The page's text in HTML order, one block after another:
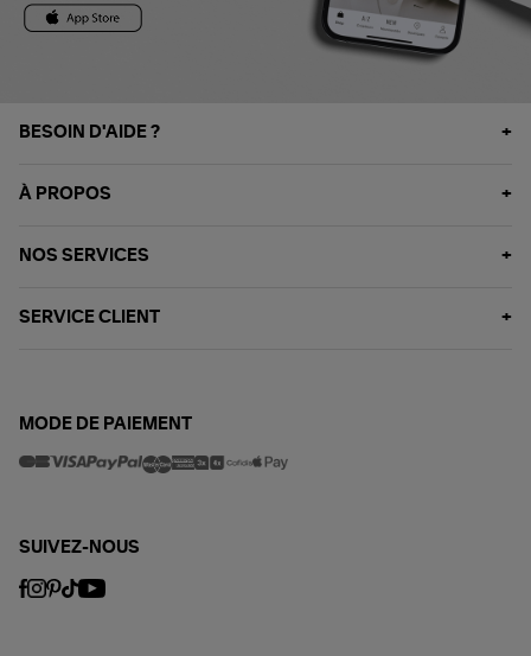
BESOIN D'AIDE ?
À PROPOS
NOS SERVICES
SERVICE CLIENT
MODE DE PAIEMENT
SUIVEZ-NOUS